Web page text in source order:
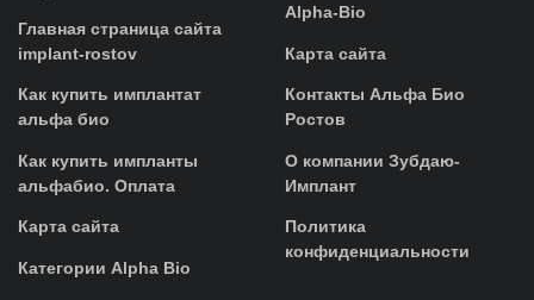
Главная страница сайта
implant-rostov
Как купить имплантат
альфа био
Как купить импланты
альфабио. Оплата
Карта сайта
Категории Alpha Bio
Alpha-Bio
Карта сайта
Контакты Альфа Био
Ростов
О компании Зубдаю-
Имплант
Политика
конфиденциальности